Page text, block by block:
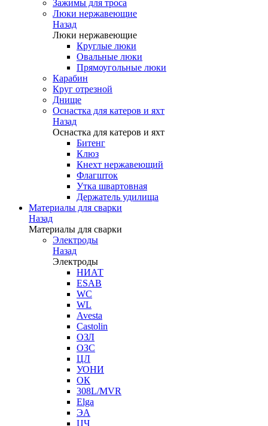
Зажимы для троса
Люки нержавеющие
Назад
Люки нержавеющие
Круглые люки
Овальные люки
Прямоугольные люки
Карабин
Круг отрезной
Днище
Оснастка для катеров и яхт
Назад
Оснастка для катеров и яхт
Битенг
Клюз
Кнехт нержавеющий
Флагшток
Утка швартовная
Держатель удилища
Материалы для сварки
Назад
Материалы для сварки
Электроды
Назад
Электроды
НИАТ
ESAB
WC
WL
Avesta
Castolin
ОЗЛ
ОЗС
ЦЛ
УОНИ
ОК
308L/MVR
Elga
ЭА
ЦЧ